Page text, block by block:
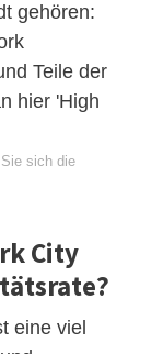
gehören:
Teile der
hier 'High
sich die
City
eine viel